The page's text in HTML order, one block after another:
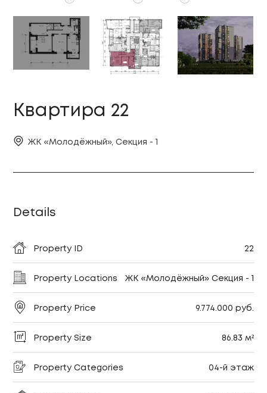
Квартира 22
ЖК «Молодёжный», Секция - 1
Details
Property ID 22
Property Locations ЖК «Молодёжный» Секция - 1
Property Price 9.774.000 руб.
Property Size 86.83 м²
Property Categories 04-й этаж